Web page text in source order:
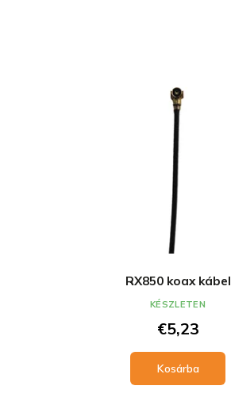
RX850 koax kábel
€5,23
Kosárba
KÉSZLETEN